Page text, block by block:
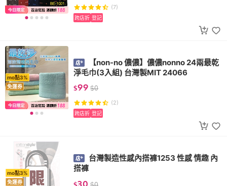
(7)
跨店折 登記
mo點3%
免運券
【non-no 儂儂】儂儂nonno 24兩最乾
淨毛巾(3入組) 台灣製MIT 24066
$99 $0
(2)
跨店折 登記
mo點3%
免運券
台灣製造性感內搭褲1253 性感 情趣 內
搭褲
30